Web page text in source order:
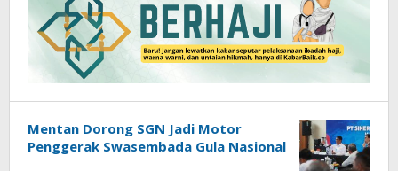
Mentan Dorong SGN Jadi Motor
Penggerak Swasembada Gula Nasional